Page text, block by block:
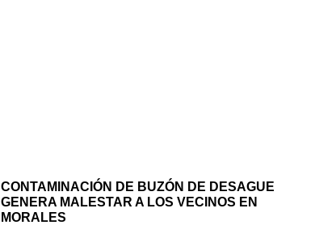
CONTAMINACIÓN DE BUZÓN DE DESAGUE
GENERA MALESTAR A LOS VECINOS EN
MORALES